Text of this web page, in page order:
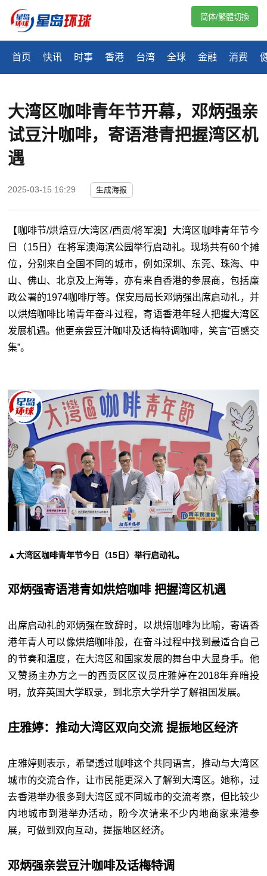
首页 快讯 时事 香港 台湾 全球 金融 消费
简体/繁體切換
大湾区咖啡青年节开幕，邓炳强亲
试豆汁咖啡，寄语港青把握湾区机
遇
2025-03-15 16:29 生成海报
【咖啡节/烘焙豆/大湾区/西贡/将军澳】大湾区咖啡青年节今
日（15日）在将军澳海滨公园举行启动礼。现场共有60个摊
位，分别来自全国不同的城市，例如深圳、东莞、珠海、中
山、佛山、北京及上海等，亦有来自香港的参展商，包括廉
政公署的1974咖啡厅等。保安局局长邓炳强出席启动礼，并
以烘焙咖啡比喻青年奋斗过程，寄语香港年轻人把握大湾区
发展机遇。他更亲尝豆汁咖啡及话梅特调咖啡，笑言“百感交
集”。
▲大湾区咖啡青年节今日（15日）举行启动礼。
邓炳强寄语港青如烘焙咖啡 把握湾区机遇
出席启动礼的邓炳强在致辞时，以烘焙咖啡为比喻，寄语香
港年青人可以像烘焙咖啡般，在奋斗过程中找到最适合自己
的节奏和温度，在大湾区和国家发展的舞台中大显身手。他
又赞扬主办方之一的西贡区区议员庄雅婷在2018年弃暗投
明，放弃英国大学取录，到北京大学升学了解祖国发展。
庄雅婷：推动大湾区双向交流 提振地区经济
庄雅婷则表示，希望透过咖啡这个共同语言，推动与大湾区
城市的交流合作，让市民能更深入了解到大湾区。她称，过
去香港举办很多到大湾区或不同城市的交流考察，但比较少
内地城市到港举办活动，盼今次请来不少内地商家来港参
展，可做到双向互动，提振地区经济。
邓炳强亲尝豆汁咖啡及话梅特调